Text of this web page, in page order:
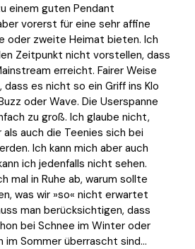
einem guten Pendant
vorerst für eine sehr affine
oder zweite Heimat bieten. Ich
Zeitpunkt nicht vorstellen, dass
erreicht. Fairer Weise
dass es nicht so ein Griff ins Klo
oder Wave. Die Userspanne
zu groß. Ich glaube nicht,
auch die Teenies sich bei
Ich kann mich aber auch
ich jedenfalls nicht sehen.
mal in Ruhe ab, warum sollte
was wir »so« nicht erwartet
man berücksichtigen, dass
bei Schnee im Winter oder
im Sommer überrascht sind…